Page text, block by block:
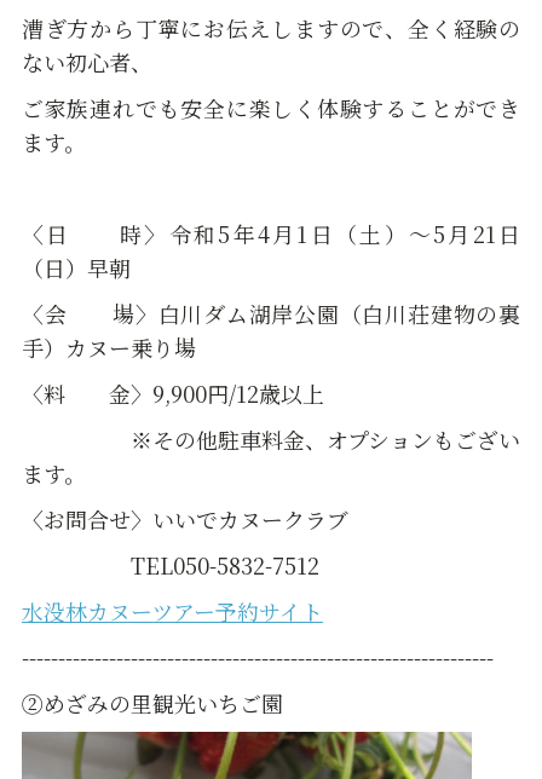
漕ぎ方から丁寧にお伝えしますので、全く経験の
ない初心者、
ご家族連れでも安全に楽しく体験することができ
ます。
〈日 時〉令和5年4月1日（土）～5月21日
（日）早朝
〈会 場〉白川ダム湖岸公園（白川荘建物の裏
手）カヌー乗り場
〈料 金〉9,900円/12歳以上
※その他駐車料金、オプションもござい
ます。
〈お問合せ〉いいでカヌークラブ
TEL050-5832-7512
水没林カヌーツアー予約サイト
-----------------------------------------------------------------
②めざみの里観光いちご園